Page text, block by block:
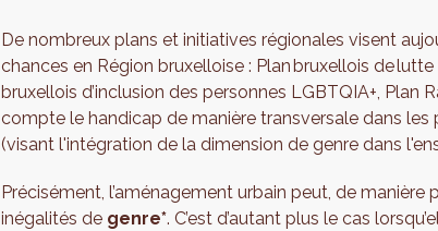
De nombreux plans et initiatives régionales visent
chances en Région bruxelloise : Plan bruxellois de
bruxellois d’inclusion des personnes LGBTQIA+,
compte le handicap de manière transversale dans
(visant l'intégration de la dimension de genre dans
Précisément, l’aménagement urbain peut, de
inégalités de genre*. C’est d’autant plus le cas